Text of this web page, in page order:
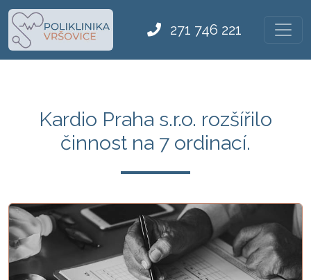
271 746 221
Kardio Praha s.r.o. rozšířilo
činnost na 7 ordinací.